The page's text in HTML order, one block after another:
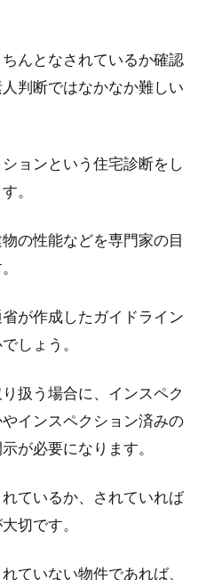
んとなされているか確認
判断ではなかなか難しい
ョンという住宅診断をし
。
の性能などを専門家の目
が作成したガイドライン
しょう。
扱う場合に、インスペク
インスペクション済みの
が必要になります。
ているか、されていれば
切です。
ていない物件であれば、